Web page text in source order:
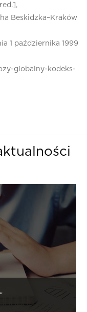
Beskidzka–Kraków
1 października 1999
globalny-kodeks-